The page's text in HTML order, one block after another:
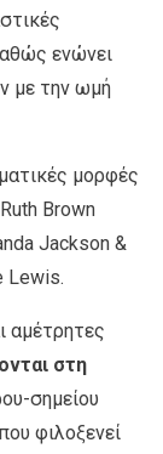
ενώνει
με την ωμή
μορφές
Brown
Jackson &
Lewis.
αμέτρητες
στη
σημείου
φιλοξενεί